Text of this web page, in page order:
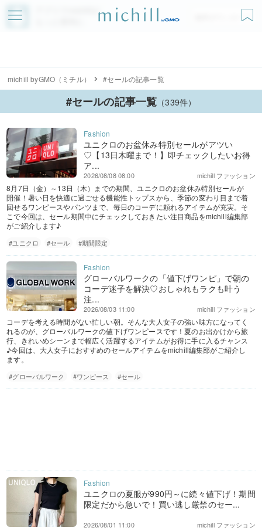
アプリでmichillが
無料ダウンロード
michill byGMO（ミチル） #セールの記事一覧
#セールの記事一覧 （339件）
ユニクロのお盆休み特別セールがアツい
♡【13日木曜まで！】即チェックしたいお得
ア...
michill ファッション
2026/08/08 08:00
8月7日（金）～13日（木）までの期間、ユニクロのお盆休み特別セールが
開催！暑い日を快適に過ごせる機能性トップスから、季節の変わり目まで着
回せるワンピースやパンツまで、毎日のコーデに頼れるアイテムが充実。そ
こで今回は、セール期間中にチェックしておきたい注目商品をmichill編集部
がご紹介します♪
#ユニクロ #セール #期間限定
グローバルワークの「値下げワンピ」で朝の
コーデ迷子を解決♡おしゃれもラクも叶う
注...
michill ファッション
2026/08/03 11:00
コーデを考える時間がない忙しい朝。そんな大人女子の強い味方になってく
れるのが、グローバルワークの値下げワンピースです！夏のお出かけから旅
行、きれいめシーンまで幅広く活躍するアイテムがお得に手に入るチャンス
♪今回は、大人女子におすすめのセールアイテムをmichill編集部がご紹介し
ます。
#グローバルワーク #ワンピース #セール
ユニクロの夏服が990円～に続々値下げ！期間
限定だから急いで！買い逃し厳禁のセー...
michill ファッション
2026/08/01 11:00